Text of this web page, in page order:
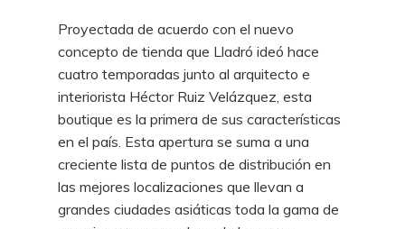
Proyectada de acuerdo con el nuevo
concepto de tienda que Lladró ideó hace
cuatro temporadas junto al arquitecto e
interiorista Héctor Ruiz Velázquez, esta
boutique es la primera de sus características
en el país. Esta apertura se suma a una
creciente lista de puntos de distribución en
las mejores localizaciones que llevan a
grandes ciudades asiáticas toda la gama de